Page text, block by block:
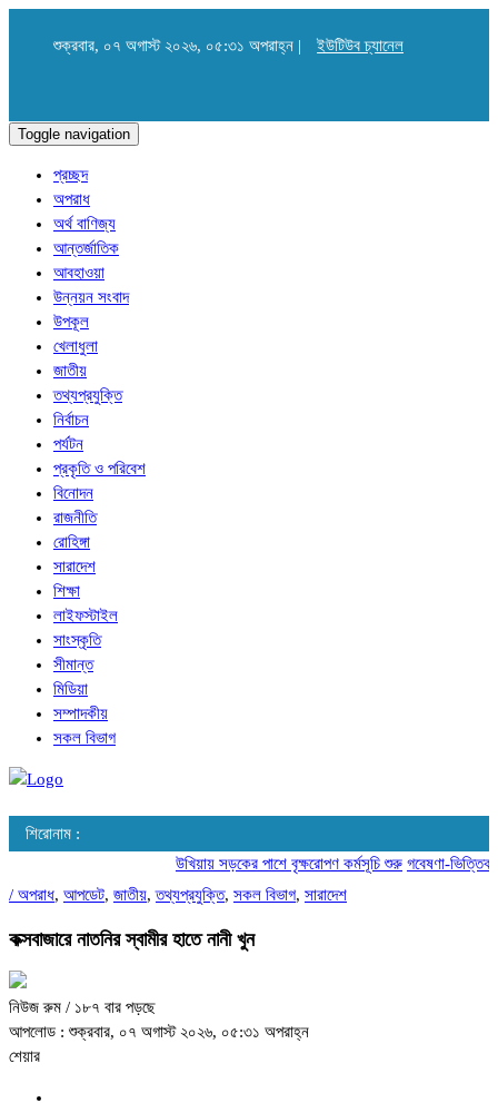
শুক্রবার, ০৭ অগাস্ট ২০২৬, ০৫:৩১ অপরাহ্ন | ইউটিউব চ্যানেল
Toggle navigation
প্রচ্ছদ
অপরাধ
অর্থ বাণিজ্য
আন্তর্জাতিক
আবহাওয়া
উন্নয়ন সংবাদ
উপকূল
খেলাধুলা
জাতীয়
তথ্যপ্রযুক্তি
নির্বাচন
পর্যটন
প্রকৃতি ও পরিবেশ
বিনোদন
রাজনীতি
রোহিঙ্গা
সারাদেশ
শিক্ষা
লাইফস্টাইল
সাংস্কৃতি
সীমান্ত
মিডিয়া
সম্পাদকীয়
সকল বিভাগ
শিরোনাম :
উখিয়ায় সড়কের পাশে বৃক্ষরোপণ কর্মসূচি শুরু গবেষণা-ভিত্তিক
/ অপরাধ, আপডেট, জাতীয়,তথ্যপ্রযুক্তি, সকল বিভাগ, সারাদেশ
কক্সবাজারে নাতনির স্বামীর হাতে নানী খুন
নিউজ রুম / ১৮৭ বার পড়ছে
আপলোড : শুক্রবার, ০৭ অগাস্ট ২০২৬, ০৫:৩১ অপরাহ্ন
শেয়ার